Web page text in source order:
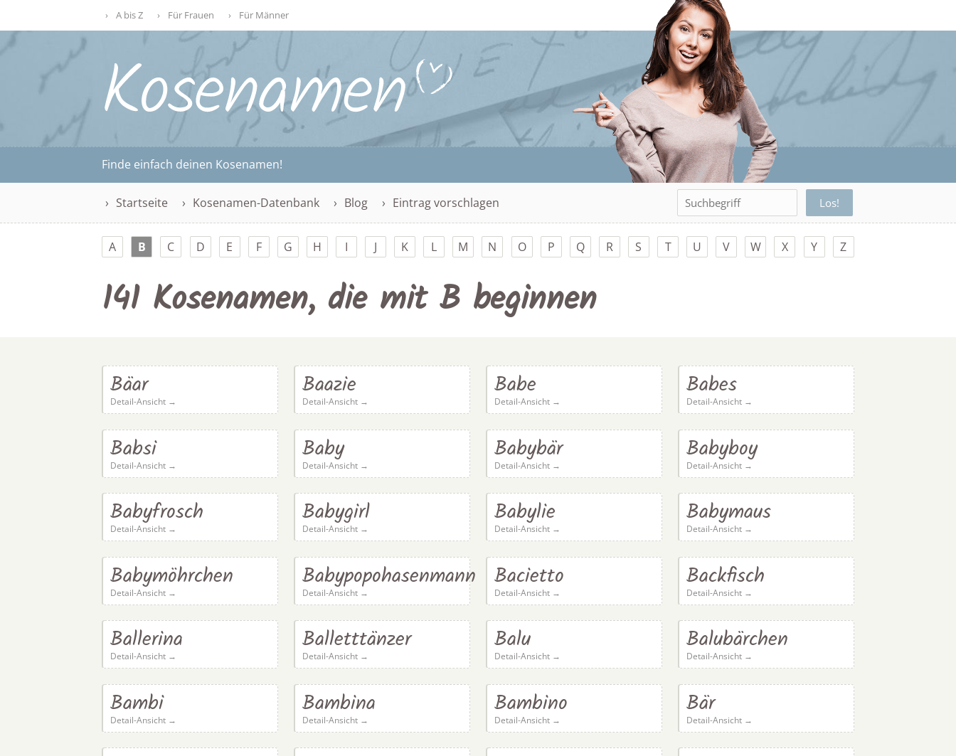
A bis Z Für Frauen Für Männer
Finde einfach deinen Kosenamen!
Startseite Kosenamen-Datenbank Blog Eintrag vorschlagen
A B C D E F G H I J K L M N O P Q R S T U V W X Y Z
141 Kosenamen, die mit B beginnen
Bäar
Detail-Ansicht →
Baazie
Detail-Ansicht →
Babe
Detail-Ansicht →
Babes
Detail-Ansicht →
Babsi
Detail-Ansicht →
Baby
Detail-Ansicht →
Babybär
Detail-Ansicht →
Babyboy
Detail-Ansicht →
Babyfrosch
Detail-Ansicht →
Babygirl
Detail-Ansicht →
Babylie
Detail-Ansicht →
Babymaus
Detail-Ansicht →
Babymöhrchen
Detail-Ansicht →
Babypopohasenmann
Detail-Ansicht →
Bacietto
Detail-Ansicht →
Backfisch
Detail-Ansicht →
Ballerina
Detail-Ansicht →
Balletttänzer
Detail-Ansicht →
Balu
Detail-Ansicht →
Balubärchen
Detail-Ansicht →
Bambi
Detail-Ansicht →
Bambina
Detail-Ansicht →
Bambino
Detail-Ansicht →
Bär
Detail-Ansicht →